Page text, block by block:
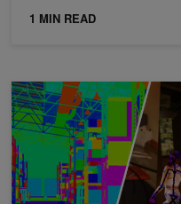
1 MIN READ
使用 Omniverse Replicator